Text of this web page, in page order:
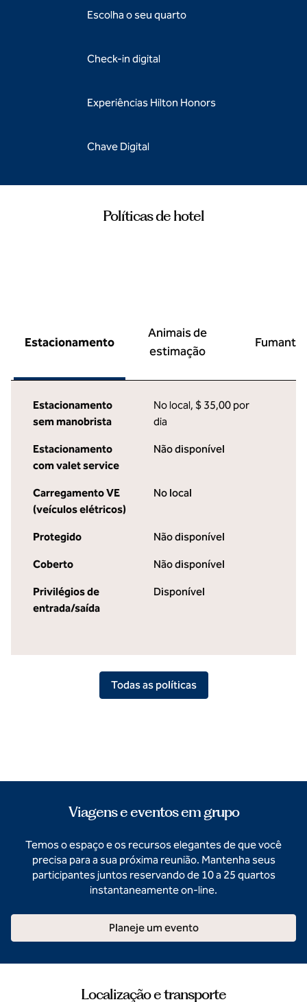
Escolha o seu quarto
Check-in digital
Experiências Hilton Honors
Chave Digital
Políticas de hotel
Estacionamento
Animais de
estimação
Estacionamento
sem manobrista
No local, $ 35,00 por
dia
Estacionamento
com valet service
Não disponível
Carregamento VE
(veículos elétricos)
No local
Protegido Não disponível
Coberto Não disponível
Privilégios de
entrada/saída
Disponível
Todas as políticas
Viagens e eventos em grupo
Temos o espaço e os recursos elegantes de que você
precisa para a sua próxima reunião. Mantenha seus
participantes juntos reservando de 10 a 25 quartos
instantaneamente on-line.
Planeje um evento
Localização e transporte